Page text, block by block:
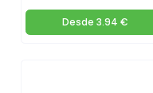
Desde 3.94 €